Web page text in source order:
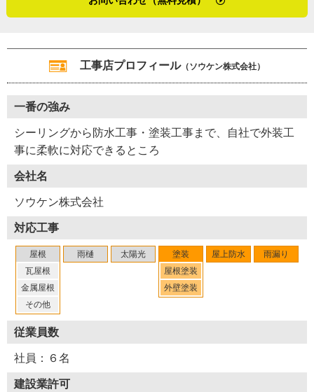
工事店番号 Y08-AYJ
工事店プロフィール（ソウケン株式会社）
一番の強み
シーリングから防水工事・塗装工事まで、自社で外装工
事に柔軟に対応できるところ
会社名
ソウケン株式会社
対応工事
屋根
瓦屋根
金属屋根
その他
雨樋 太陽光
塗装
屋根塗装
外壁塗装
屋上防水 雨漏り
従業員数
社員：６名
建設業許可